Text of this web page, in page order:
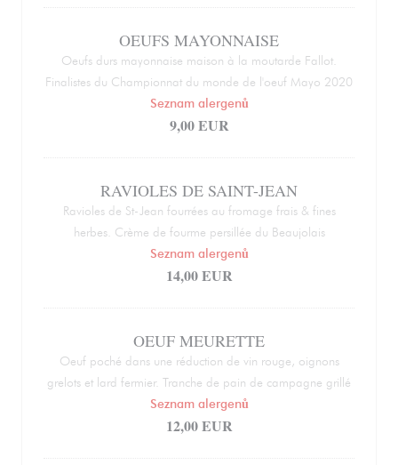
OEUFS MAYONNAISE
Oeufs durs mayonnaise maison à la moutarde Fallot.
Finalistes du Championnat du monde de l'oeuf Mayo 2020
Seznam alergenů
9,00 EUR
RAVIOLES DE SAINT-JEAN
Ravioles de St-Jean fourrées au fromage frais & fines
herbes. Crème de fourme persillée du Beaujolais
Seznam alergenů
14,00 EUR
OEUF MEURETTE
Oeuf poché dans une réduction de vin rouge, oignons
grelots et lard fermier. Tranche de pain de campagne grillé
Seznam alergenů
12,00 EUR